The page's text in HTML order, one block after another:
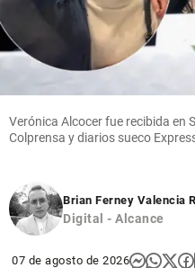
Verónica Alcocer fue recibida en
Colprensa y diarios sueco
Brian Ferney Valencia
Digital - Alcance
07 de agosto de 2026